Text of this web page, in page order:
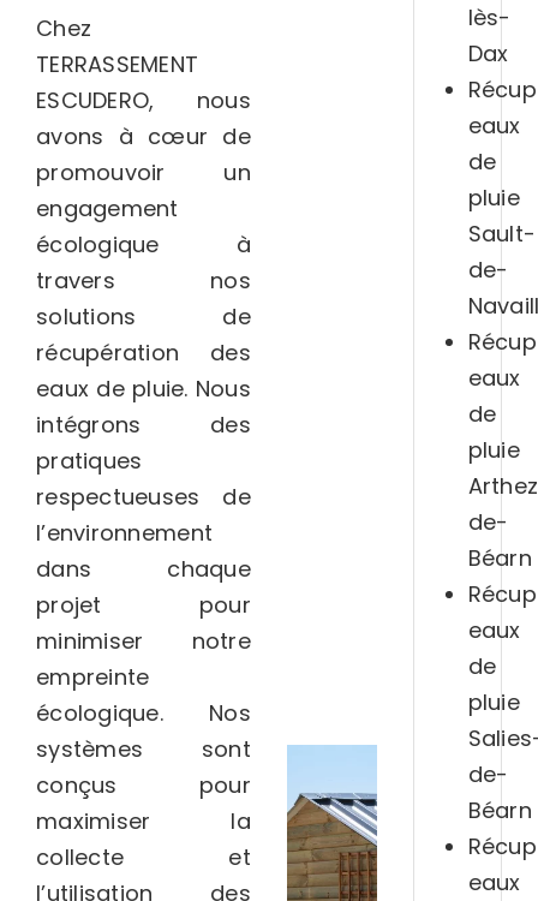
Chez
TERRASSEMENT
ESCUDERO, nous
avons à cœur de
promouvoir un
engagement
écologique à
travers nos
solutions de
récupération des
eaux de pluie. Nous
intégrons des
pratiques
respectueuses de
l’environnement
dans chaque
projet pour
minimiser notre
empreinte
écologique. Nos
systèmes sont
conçus pour
maximiser la
collecte et
l’utilisation des
lès-
Dax
eaux
de
pluie
Sault-
de-
eaux
de
pluie
de-
Béarn
eaux
de
pluie
de-
Béarn
eaux